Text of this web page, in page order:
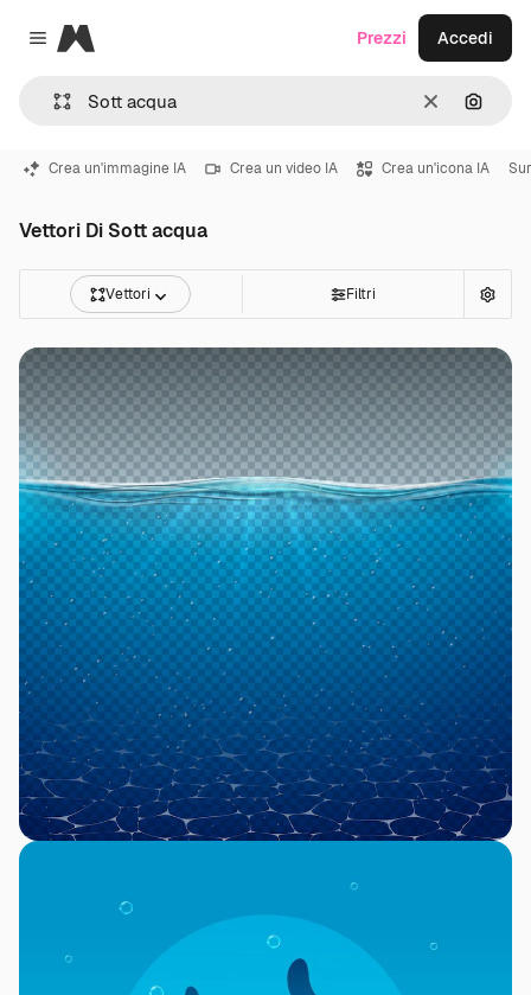
Close menu
Magnific
CancellaCerca
Prezzi Accedi
Crea un'immagine IA Crea un video IA Crea un'icona IA
Vettori Di Sott acqua
Vettori Filtri